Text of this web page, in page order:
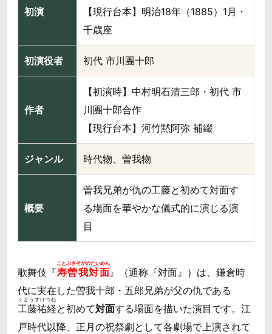
初演
【現行台本】明治18年（1885）1月・
千歳座
初演役者 初代 市川團十郎
作者
【初演時】中村明石清三郎・初代 市
川團十郎合作
【現行台本】河竹黙阿弥 補綴
ジャンル 時代物、曽我物
概要
曽我兄弟が仇の工藤と初めて対面す
る場面を華やかな儀式的に演じる演
目
歌舞伎『寿曽我対面
ことぶきそがのたいめん
』（通称『対面』）は、鎌倉時
代に実在した曽我十郎・五郎兄弟が父の仇である
工藤祐経
くどうすけつね
と初めて対面する場面を描いた演目です。江
戸時代以降、正月の祝祭劇として各劇場で上演されて